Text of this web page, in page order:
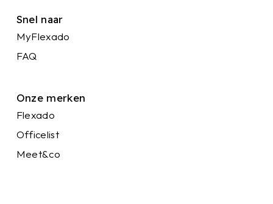
Snel naar
MyFlexado
FAQ
Onze merken
Flexado
Officelist
Meet&co